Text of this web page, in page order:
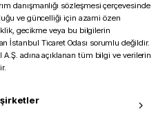
danışmanlığı sözleşmesi çerçevesinde
ve güncelliği için azami özen
gecikme veya bu bilgilerin
İstanbul Ticaret Odası sorumlu değildir.
adına açıklanan tüm bilgi ve verilerin
şirketler